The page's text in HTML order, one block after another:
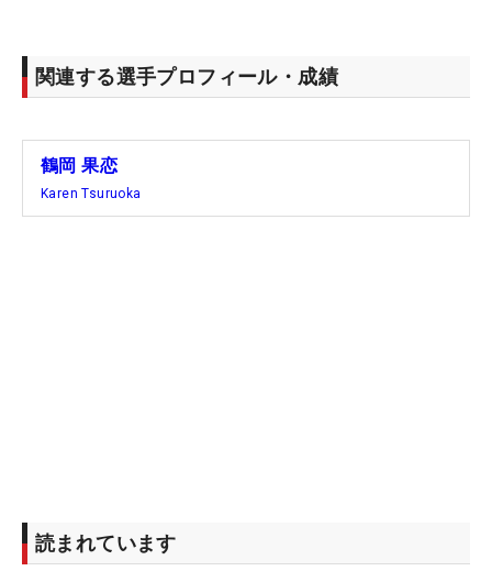
照れ笑いした。
新しい地元大会。「優勝はもちろんしたい。決勝ラ
関連する選手プロフィール・成績
鶴岡 果恋
Karen Tsuruoka
読まれています